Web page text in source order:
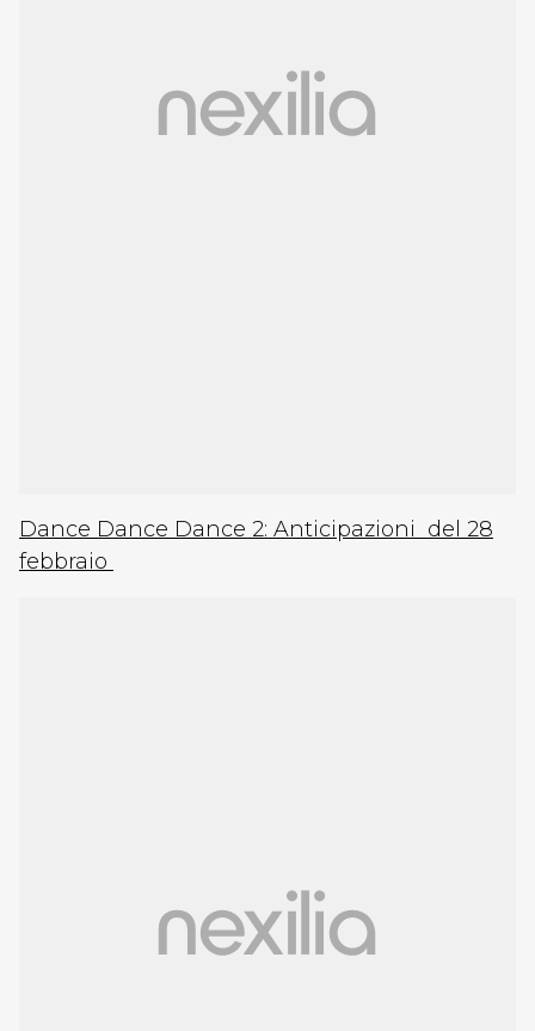
Dance Dance Dance 2: Anticipazioni del 28
febbraio